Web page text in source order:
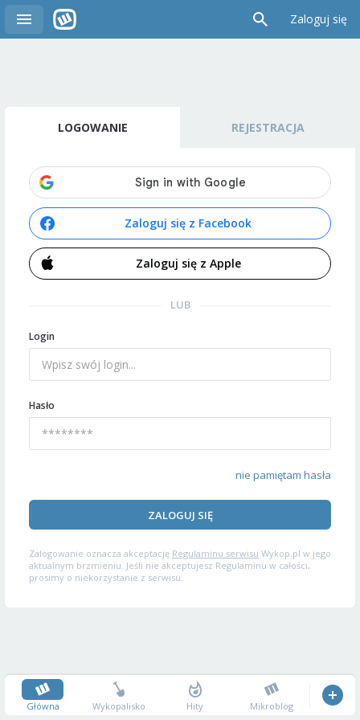
Zaloguj się
LOGOWANIE REJESTRACJA
Zaloguj się z Facebook
Zaloguj się z Apple
LUB
Login
Hasło
nie pamiętam hasła
ZALOGUJ SIĘ
Zalogowanie oznacza akceptację Regulaminu serwisu Wykop.pl w jego
aktualnym brzmieniu. Jeśli nie akceptujesz Regulaminu w całości,
prosimy o niekorzystanie z serwisu.
Główna Wykopalisko Hity Mikroblog